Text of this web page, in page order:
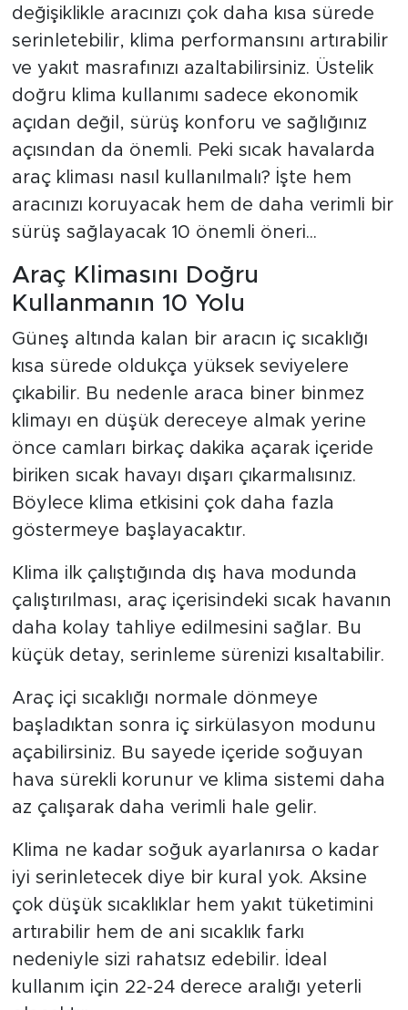
değişiklikle aracınızı çok daha kısa sürede
serinletebilir, klima performansını artırabilir
ve yakıt masrafınızı azaltabilirsiniz. Üstelik
doğru klima kullanımı sadece ekonomik
açıdan değil, sürüş konforu ve sağlığınız
açısından da önemli. Peki sıcak havalarda
araç kliması nasıl kullanılmalı? İşte hem
aracınızı koruyacak hem de daha verimli bir
sürüş sağlayacak 10 önemli öneri...
Araç Klimasını Doğru
Kullanmanın 10 Yolu
Güneş altında kalan bir aracın iç sıcaklığı
kısa sürede oldukça yüksek seviyelere
çıkabilir. Bu nedenle araca biner binmez
klimayı en düşük dereceye almak yerine
önce camları birkaç dakika açarak içeride
biriken sıcak havayı dışarı çıkarmalısınız.
Böylece klima etkisini çok daha fazla
göstermeye başlayacaktır.
Klima ilk çalıştığında dış hava modunda
çalıştırılması, araç içerisindeki sıcak havanın
daha kolay tahliye edilmesini sağlar. Bu
küçük detay, serinleme sürenizi kısaltabilir.
Araç içi sıcaklığı normale dönmeye
başladıktan sonra iç sirkülasyon modunu
açabilirsiniz. Bu sayede içeride soğuyan
hava sürekli korunur ve klima sistemi daha
az çalışarak daha verimli hale gelir.
Klima ne kadar soğuk ayarlanırsa o kadar
iyi serinletecek diye bir kural yok. Aksine
çok düşük sıcaklıklar hem yakıt tüketimini
artırabilir hem de ani sıcaklık farkı
nedeniyle sizi rahatsız edebilir. İdeal
kullanım için 22-24 derece aralığı yeterli